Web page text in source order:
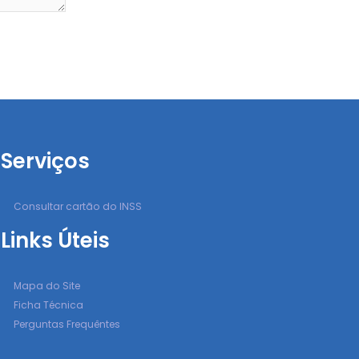
Serviços
Consultar cartão do INSS
Links Úteis
Mapa do Site
Ficha Técnica
Perguntas Frequêntes